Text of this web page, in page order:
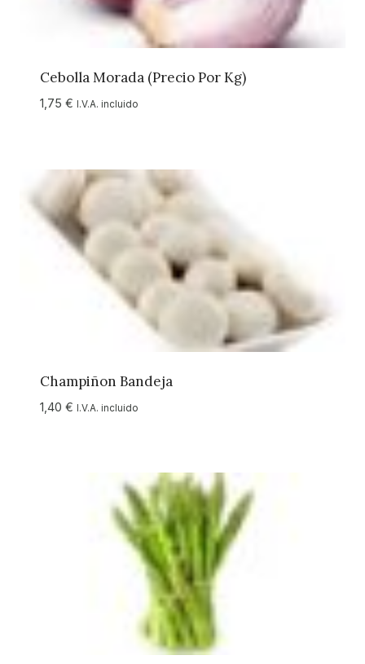
Cebolla Morada (precio Por Kg)
1,75 € I.V.A. incluido
Champiñon Bandeja
1,40 € I.V.A. incluido